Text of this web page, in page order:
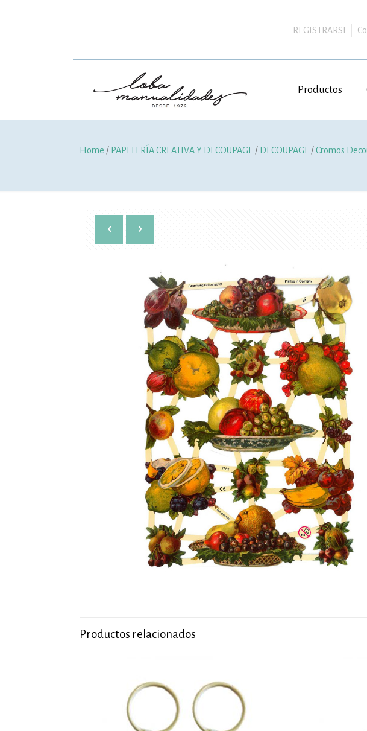
REGISTRARSE
Productos
Home / PAPELERÍA CREATIVA Y DECOUPAGE / DECOUPAGE /Cromos
Productos relacionados